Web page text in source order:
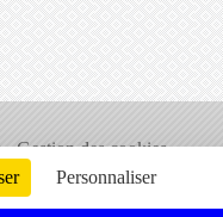
Gestion des cookies
un contenu inapproprié
Personnaliser